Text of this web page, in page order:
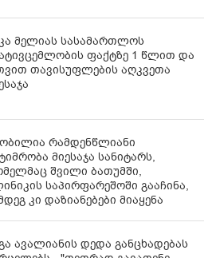
მელიას სასამართლოს
ფაქტზე 1 წლით და
თავისუფლების აღკვეთა
რამდენწლიანი
მიესაჯა სანიტარს,
შვილი ბათუმში,
საპირფარეშოში გააჩინა,
კი დაზიანებები მიაყენა
ავალიანის დედა განცხადებას